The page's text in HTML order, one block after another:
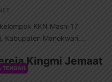
KKN Masni 17
Kabupaten Manokwari,...
TENGAH
Kingmi Jemaat